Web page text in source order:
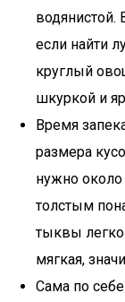
водянистой.
если найти
круглый
шкуркой и
Время
размера
нужно около
толстым
тыквы
мягкая,
Сама по